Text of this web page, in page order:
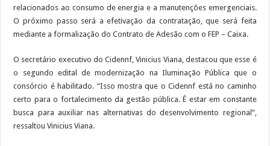
relacionados ao consumo de energia e a manutenções emergenciais.
O próximo passo será a efetivação da contratação, que será feita
mediante a formalização do Contrato de Adesão com o FEP – Caixa.
O secretário executivo do Cidennf, Vinicius Viana, destacou que esse é
o segundo edital de modernização na Iluminação Pública que o
consórcio é habilitado. “Isso mostra que o Cidennf está no caminho
certo para o fortalecimento da gestão pública. É estar em constante
busca para auxiliar nas alternativas do desenvolvimento regional”,
ressaltou Vinicius Viana.